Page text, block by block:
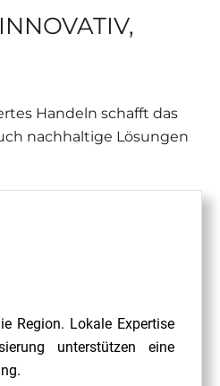
Handeln schafft das
nachhaltige Lösungen
Region. Lokale Expertise
unterstützen eine